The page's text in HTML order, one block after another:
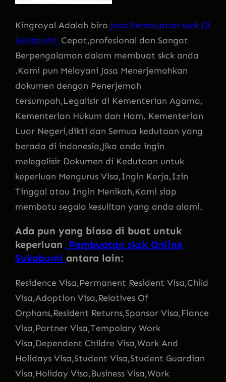
Kingroyal Adalah biro jasa Pembuatan skck Di
Sukabumi ,Cepat,profesional dan Sangat
Berpengalaman dalam membuat skck anda
.Kami pun Melayani Jasa Menerjemahkan
dokumen dengan Penerjemah
tersumpah,Legalisir di Kementerian Agama,
Kementerian Hukum dan Ham, Kementerian
Luar Negeri,dikti dan Semua kedutaan yang
berada di indonesia,Jika anda ingin
melegalisir Dokumen di Kedutaan untuk
keperluan Mengurus Visa,Ingin Kerja,Izin
Tinggal atau Ingin Menikah,Kami siap
membatu segala kesulitan yang anda alami.
Ada pun yang biasa di buat untuk
keperluan Pembuatan skck Online
Sukabumi antara lain:
Residence Visa,Permanent Resident Visa,Child
Visa,Adoption Visa,Relatives Of
Orphans,Resident Returns,Sponsor Visa,Fiance
Visa,Partner Visa,Tempolary Work
Visa,Dependent Childre Visa,Work And
Holidays Visa,Student Visa,Student Guardian
Visa,Holiday Visa,Business Visa,Work